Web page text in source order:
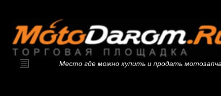
Место где можно купить и продать